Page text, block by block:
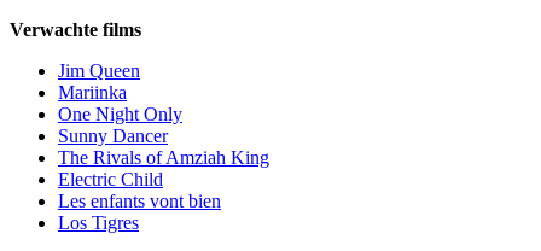
Verwachte films
Jim Queen
Mariinka
One Night Only
Sunny Dancer
The Rivals of Amziah King
Electric Child
Les enfants vont bien
Los Tigres